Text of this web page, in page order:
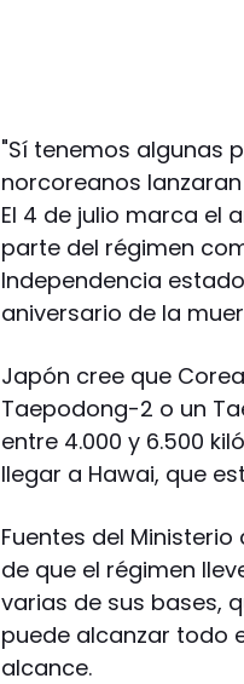
"Sí tenemos algunas
norcoreanos lanzaran
El 4 de julio marca el
parte del régimen
Independencia
aniversario de la
Japón cree que
Taepodong-2 o un
entre 4.000 y 6.500
llegar a Hawai, que
Fuentes del
de que el régimen
varias de sus bases,
puede alcanzar todo
alcance.